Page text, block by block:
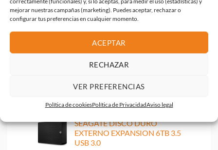
mejorar nuestras campañas (marketing). Puedes aceptar, rechazar o
configurar tus preferencias en cualquier momento.
ACEPTAR
RECHAZAR
VER PREFERENCIAS
Política de cookiesPolítica de PrivacidadAviso legal
Guía de configuración rápida: Si
Más productos de la gama Discos duros
SEAGATE DISCO DURO
EXTERNO EXPANSION 6TB 3.5
USB 3.0